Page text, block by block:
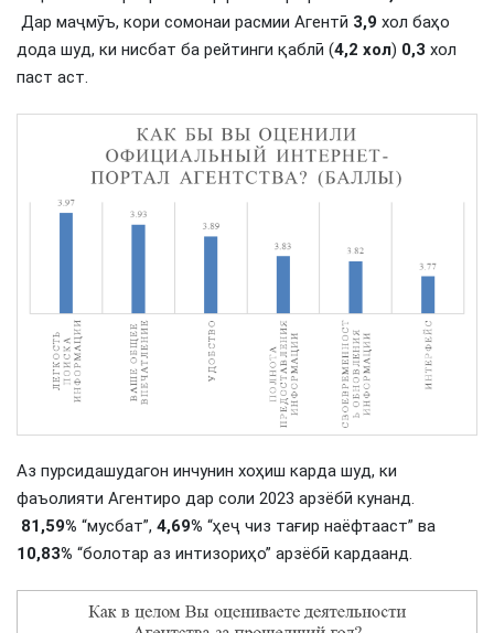
Дар маҷмӯъ, кори сомонаи расмии Агентӣ 3,9 хол баҳо
дода шуд, ки нисбат ба рейтинги қаблӣ (4,2 хол) 0,3 хол
паст аст.
Аз пурсидашудагон инчунин хоҳиш карда шуд, ки
фаъолияти Агентиро дар соли 2023 арзёбӣ кунанд.
81,59% “мусбат”, 4,69% “ҳеҷ чиз тағир наёфтааст” ва
10,83% “болотар аз интизориҳо” арзёбӣ кардаанд.